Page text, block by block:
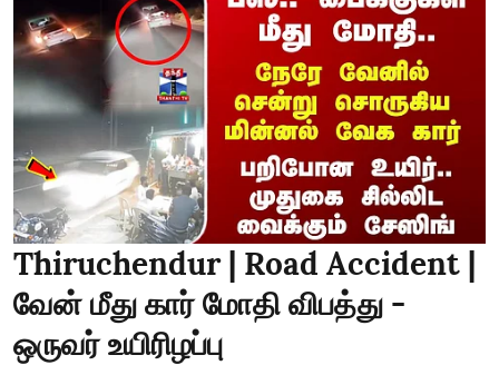
Thiruchendur | Road Accident |
வேன் மீது கார் மோதி விபத்து -
ஒருவர் உயிரிழப்பு